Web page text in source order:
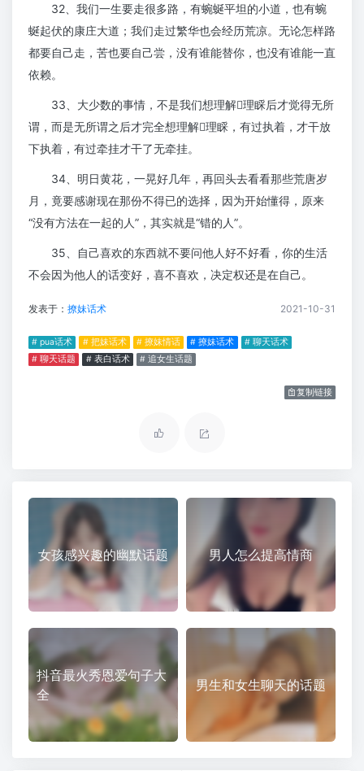
32、我们一生要走很多路，有蜿蜒平坦的小道，也有蜿
蜒起伏的康庄大道；我们走过繁华也会经历荒凉。无论怎样路
都要自己走，苦也要自己尝，没有谁能替你，也没有谁能一直
依赖。
33、大少数的事情，不是我们想理解理睬后才觉得无所
谓，而是无所谓之后才完全想理解理睬，有过执着，才干放
下执着，有过牵挂才干了无牵挂。
34、明日黄花，一晃好几年，再回头去看看那些荒唐岁
月，竟要感谢现在那份不得已的选择，因为开始懂得，原来
“没有方法在一起的人”，其实就是“错的人”。
35、自己喜欢的东西就不要问他人好不好看，你的生活
不会因为他人的话变好，喜不喜欢，决定权还是在自己。
发表于： 撩妹话术 2021-10-31
# pua话术 # 把妹话术 # 撩妹情话 # 撩妹话术
# 聊天话术
# 聊天话题
# 表白话术 # 追女生话题
复制链接
女孩感兴趣的幽默话题 男人怎么提高情商
抖音最火秀恩爱句子大
全
男生和女生聊天的话题